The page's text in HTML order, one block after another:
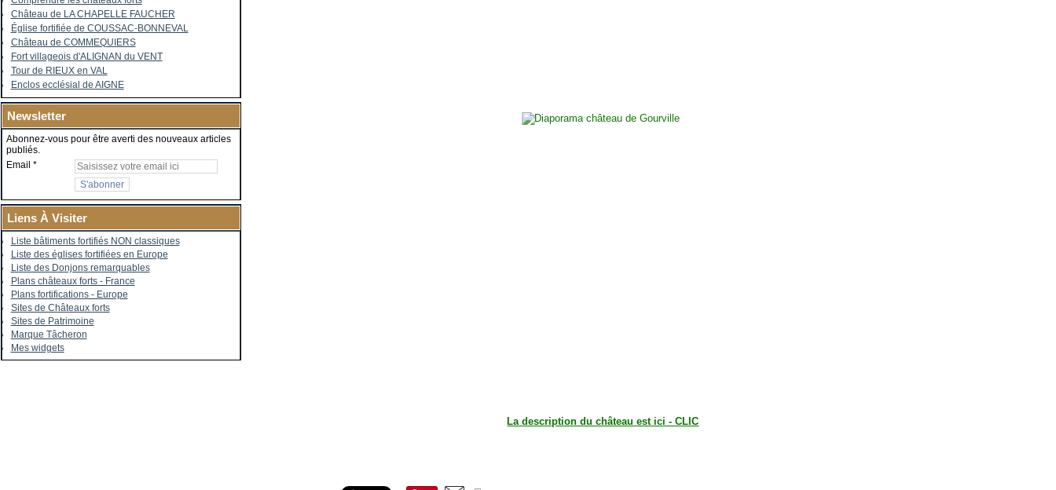
Château de LA CHAPELLE FAUCHER
Église fortifiée de COUSSAC-BONNEVAL
Château de COMMEQUIERS
Fort villageois d'ALIGNAN du VENT
Tour de RIEUX en VAL
Enclos ecclésial de AIGNE
Newsletter
Abonnez-vous pour être averti des nouveaux articles
publiés.
Email
Liens À Visiter
Liste bâtiments fortifiés NON classiques
Liste des églises fortifiées en Europe
Liste des Donjons remarquables
Plans châteaux forts - France
Plans fortifications - Europe
Sites de Châteaux forts
Sites de Patrimoine
Marque Tâcheron
Mes widgets
La description du château est ici - CLIC